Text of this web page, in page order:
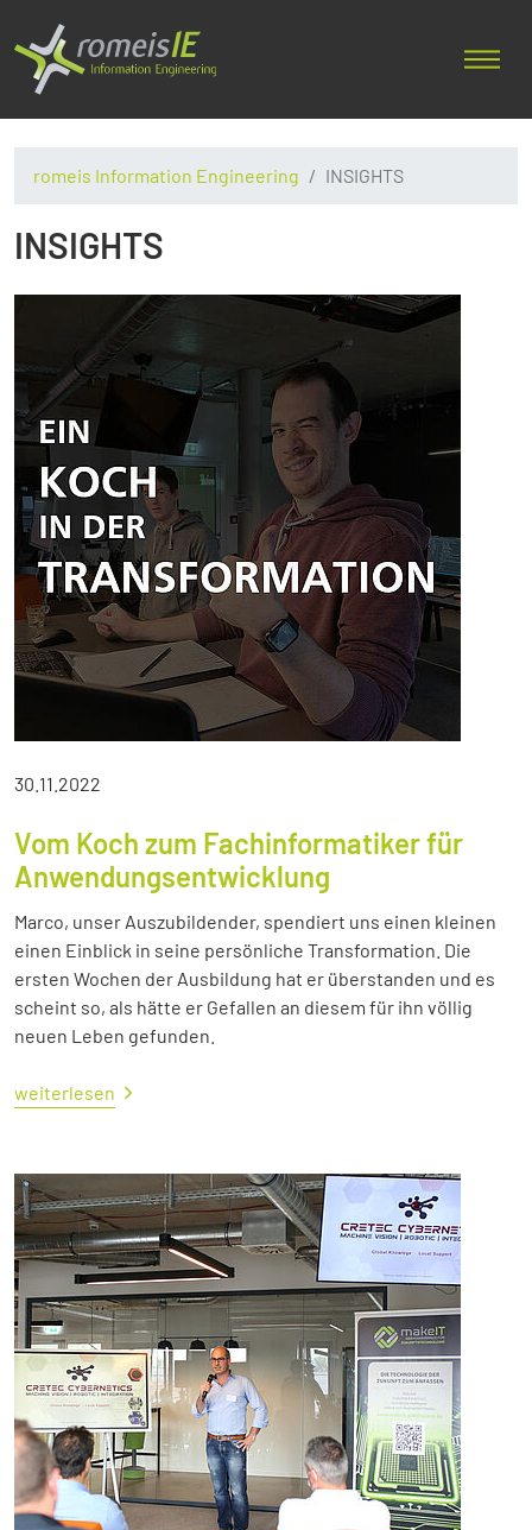
romeis Information Engineering INSIGHTS
INSIGHTS
30.11.2022
Vom Koch zum Fachinformatiker für
Anwendungsentwicklung
Marco, unser Auszubildender, spendiert uns einen kleinen
einen Einblick in seine persönliche Transformation. Die
ersten Wochen der Ausbildung hat er überstanden und es
scheint so, als hätte er Gefallen an diesem für ihn völlig
neuen Leben gefunden.
weiterlesen